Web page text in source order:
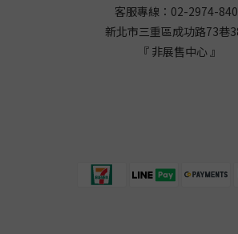
客服專線：02-2974-
新北市三重區成功路73巷
『 非展售中心 』